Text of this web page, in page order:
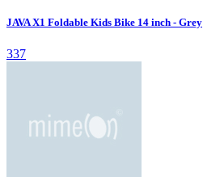
JAVA X1 Foldable Kids Bike 14 inch - Grey
337